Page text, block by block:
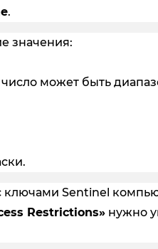
.
значения:
число может быть
ключами Sentinel
Restrictions» нужно